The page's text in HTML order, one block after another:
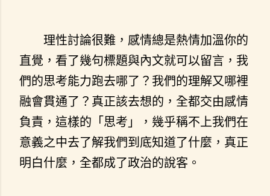
理性討論很難，感情總是熱情加溫你的
直覺，看了幾句標題與內文就可以留言，我
們的思考能力跑去哪了？我們的理解又哪裡
融會貫通了？真正該去想的，全都交由感情
負責，這樣的「思考」，幾乎稱不上我們在
意義之中去了解我們到底知道了什麼，真正
明白什麼，全都成了政治的說客。